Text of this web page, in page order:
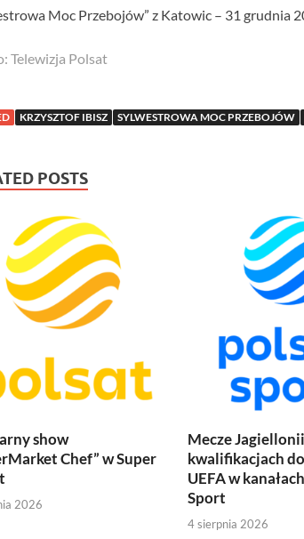
Moc Przebojów” z Katowic – 31 grudnia
Telewizja Polsat
KRZYSZTOF IBISZ SYLWESTROWA MOC PRZEBOJÓW
POSTS
show
Chef” w Super
2026
Mecze
kwalifikacjach
UEFA w
Sport
4 sierpnia 2026